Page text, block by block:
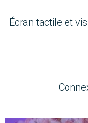
Écran tactile et